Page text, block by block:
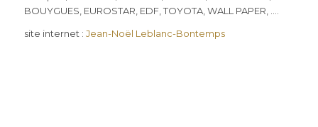
BOUYGUES, EUROSTAR, EDF, TOYOTA, WALL PAPER, ….
site internet : Jean-Noël Leblanc-Bontemps